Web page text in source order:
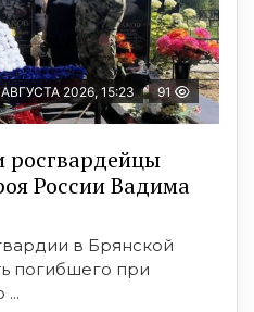
2026, 15:23 91
росгвардейцы
России Вадима
в Брянской
погибшего при